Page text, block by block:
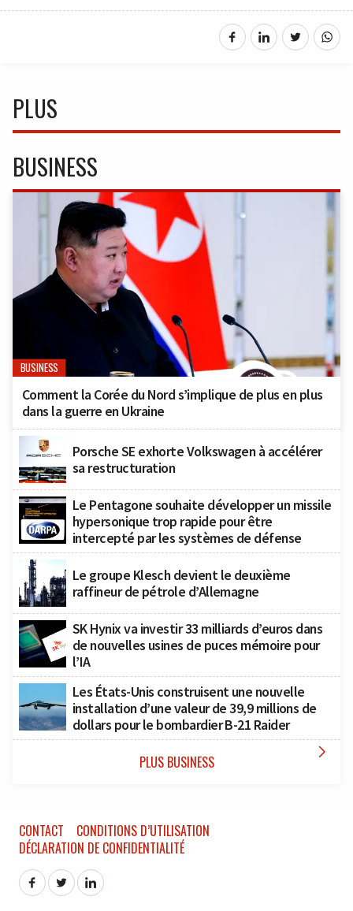
PLUS
BUSINESS
BUSINESS
Comment la Corée du Nord s’implique de plus en plus
dans la guerre en Ukraine
Porsche SE exhorte Volkswagen à accélérer
sa restructuration
Le Pentagone souhaite développer un missile
hypersonique trop rapide pour être
intercepté par les systèmes de défense
Le groupe Klesch devient le deuxième
raffineur de pétrole d’Allemagne
SK Hynix va investir 33 milliards d’euros dans
de nouvelles usines de puces mémoire pour
l’IA
Les États-Unis construisent une nouvelle
installation d’une valeur de 39,9 millions de
dollars pour le bombardier B-21 Raider
PLUS BUSINESS 
CONTACT
CONDITIONS D’UTILISATION
DÉCLARATION DE CONFIDENTIALITÉ